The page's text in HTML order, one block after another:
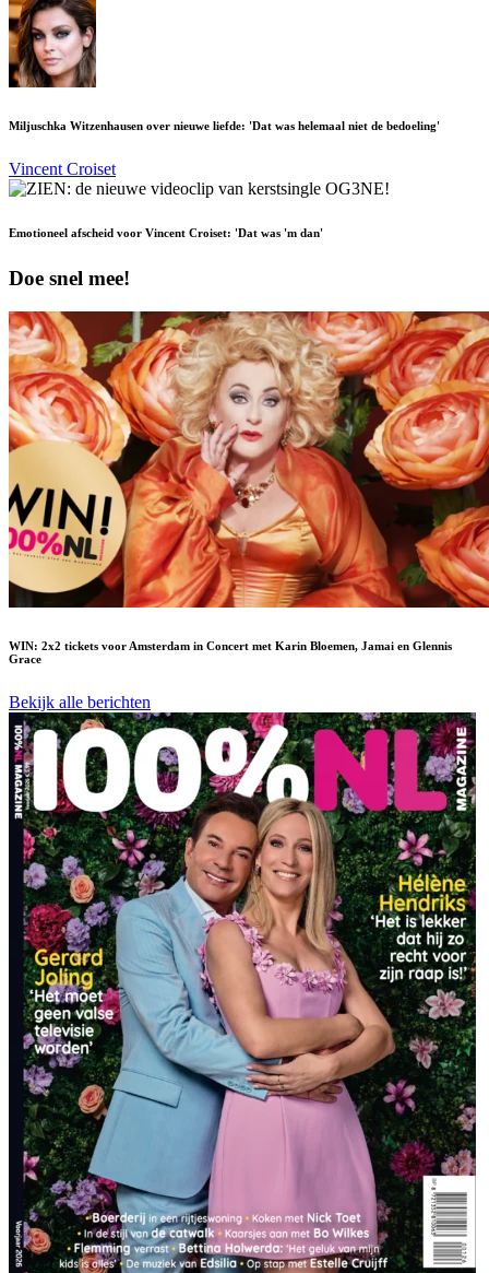
Miljuschka Witzenhausen over nieuwe liefde: 'Dat was helemaal niet de bedoeling'
Vincent Croiset
Emotioneel afscheid voor Vincent Croiset: 'Dat was 'm dan'
Doe snel mee!
WIN: 2x2 tickets voor Amsterdam in Concert met Karin Bloemen, Jamai en Glennis
Grace
Bekijk alle berichten